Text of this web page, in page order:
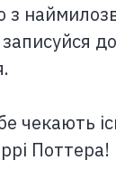
з
записуйся
чекають
Поттера!